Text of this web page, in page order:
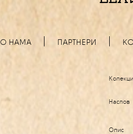
О НАМА ПАРТНЕРИ
Наслов
Опис